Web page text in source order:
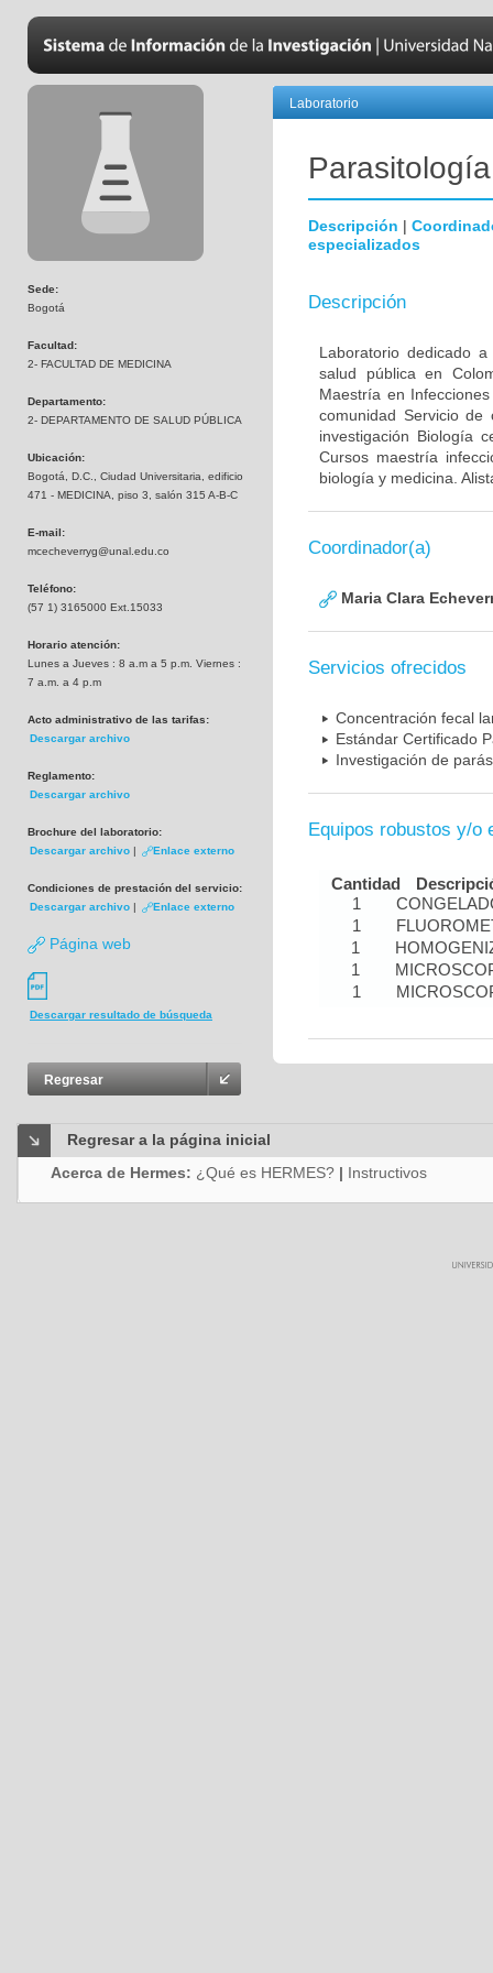
Sede:
Bogotá
Facultad:
2- FACULTAD DE MEDICINA
Departamento:
2- DEPARTAMENTO DE SALUD PÚBLICA
Ubicación:
Bogotá, D.C., Ciudad Universitaria, edificio
471 - MEDICINA, piso 3, salón 315 A-B-C
E-mail:
mcecheverryg@unal.edu.co
Teléfono:
(57 1) 3165000 Ext.15033
Horario atención:
Lunes a Jueves : 8 a.m a 5 p.m. Viernes :
7 a.m. a 4 p.m
Acto administrativo de las tarifas:
Descargar archivo
Reglamento:
Descargar archivo
Brochure del laboratorio:
Descargar archivo | Enlace externo
Condiciones de prestación del servicio:
Descargar archivo | Enlace externo
Página web
Descargar resultado de búsqueda
Regresar
Laboratorio
Descripción |
especializados
Descripción
Laboratorio dedicado
salud pública en
Maestría en
comunidad Servicio de
investigación Biología
Cursos maestría
biología y medicina.
Coordinador(a)
Maria Clara
Servicios ofrecidos
Concentración fecal
Estándar Certificado
Investigación de
Equipos robustos y/o
Cantidad
1
1
1
1
1
Regresar a la página inicial
Acerca de Hermes: ¿Qué es HERMES? | Instructivos